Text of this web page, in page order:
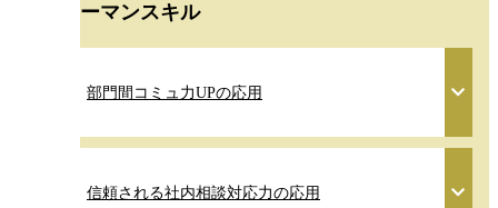
ヒューマンスキル
部門間コミュ力UPの応用
信頼される社内相談対応力の応用